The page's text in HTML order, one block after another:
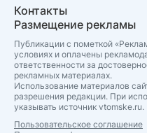
Контакты
Размещение рекламы
Публикации с пометкой
условиях и оплачены
ответственности за
рекламных материалах.
Использование материалов
разрешения редакции. При
указывать источник
Пользовательское соглашение